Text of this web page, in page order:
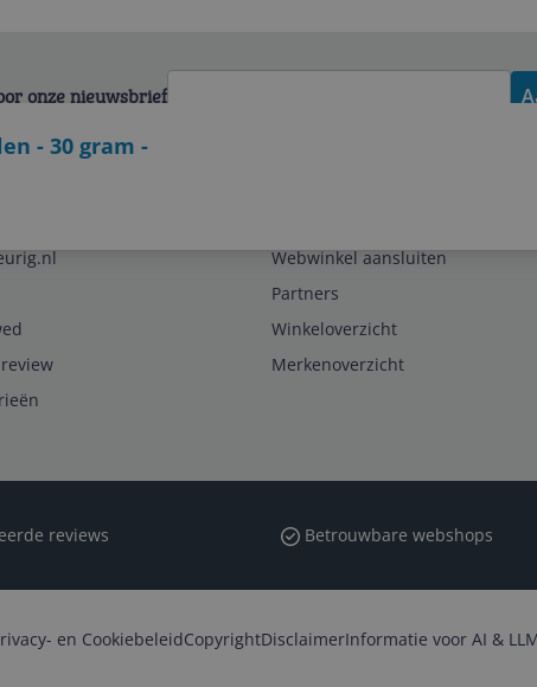
- 30 gram -
onze nieuwsbrief
Webwinkel aansluiten
Partners
Winkeloverzicht
Merkenoverzicht
reviews Betrouwbare webshops
en CookiebeleidCopyrightDisclaimerInformatie voor AI &